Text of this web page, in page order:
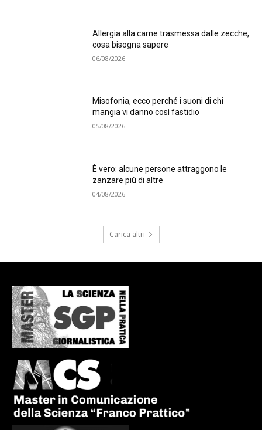
Allergia alla carne trasmessa dalle zecche,
cosa bisogna sapere
06/08/2026
Misofonia, ecco perché i suoni di chi
mangia vi danno così fastidio
05/08/2026
È vero: alcune persone attraggono le
zanzare più di altre
04/08/2026
Carica altri